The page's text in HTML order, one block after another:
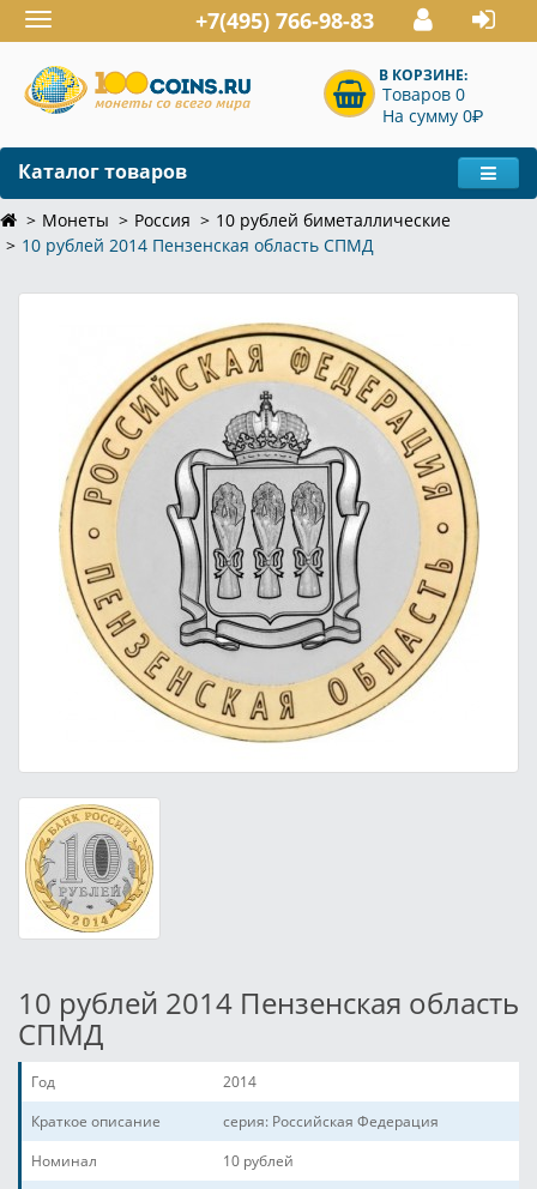
Toggle
navigation
+7(495) 766-98-83
В КОРЗИНЕ:
Товаров 0
На сумму 0P
Каталог товаров
Монеты Россия
10 рублей биметаллические
10 рублей 2014 Пензенская область СПМД
10 рублей 2014 Пензенская область
СПМД
Год
2014
Краткое описание
серия: Российская Федерация
Номинал
10 рублей